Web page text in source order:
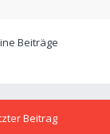
Beiträge
Beitrag